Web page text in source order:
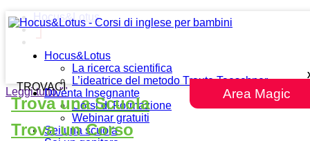
Hocus&Lotus
La ricerca scientifica
L’ideatrice del metodo Traute Taeschner
Diventa Insegnante
Corsi di Formazione
Webinar gratuiti
Sei una scuola
Area Magic
TROVACI
Trova una Scuola
Trova un Corso
Hocus&Lotus
Leggi tutto""